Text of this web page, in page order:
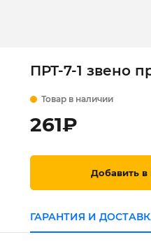
ПРТ-7-1 звено
Товар в наличии
261₽
Добавить в
ГАРАНТИЯ И